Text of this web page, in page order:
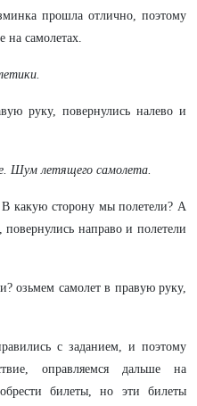
прошла отлично, поэтому
на самолетах.
руку, повернулись налево и
Шум летящего самолета.
какую сторону мы полетели? А
повернулись направо и полетели
озьмем самолет в правую руку,
с заданием, и поэтому
оправляемся дальше на
билеты, но эти билеты